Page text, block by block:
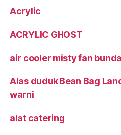
Acrylic
ACRYLIC GHOST
air cooler misty fan
Alas duduk Bean Bag
warni
alat catering